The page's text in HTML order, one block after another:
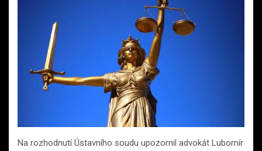
Na rozhodnutí Ústavního soudu upozornil advokát Lubomír